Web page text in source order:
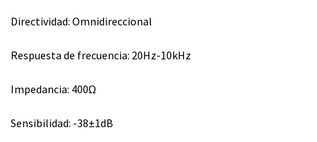
Directividad: Omnidireccional
Respuesta de frecuencia: 20Hz-10kHz
Impedancia: 400Ω
Sensibilidad: -38±1dB